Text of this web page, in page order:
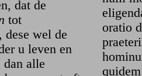
dat de
tot
dese wel de
u leven en
alle
oratio